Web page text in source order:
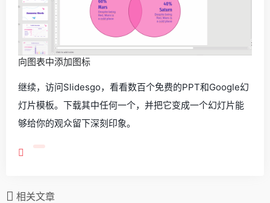
向图表中添加图标
继续，访问Slidesgo，看看数百个免费的PPT和Google幻
灯片模板。下载其中任何一个，并把它变成一个幻灯片能
够给你的观众留下深刻印象。
相关文章